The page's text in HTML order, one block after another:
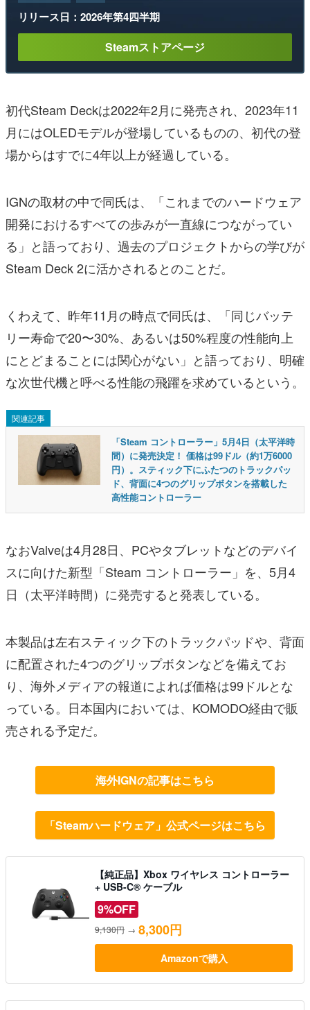
リリース日：2026年第4四半期
Steamストアページ
初代Steam Deckは2022年2月に発売され、2023年11
月にはOLEDモデルが登場しているものの、初代の登
場からはすでに4年以上が経過している。
IGNの取材の中で同氏は、「これまでのハードウェア
開発におけるすべての歩みが一直線につながってい
る」と語っており、過去のプロジェクトからの学びが
Steam Deck 2に活かされるとのことだ。
くわえて、昨年11月の時点で同氏は、「同じバッテ
リー寿命で20〜30%、あるいは50%程度の性能向上
にとどまることには関心がない」と語っており、明確
な次世代機と呼べる性能の飛躍を求めているという。
関連記事
「Steam コントローラー」5月4日（太平洋時
間）に発売決定！ 価格は99ドル（約1万6000
円）。スティック下にふたつのトラックパッ
ド、背面に4つのグリップボタンを搭載した
高性能コントローラー
なおValveは4月28日、PCやタブレットなどのデバイ
スに向けた新型「Steam コントローラー」を、5月4
日（太平洋時間）に発売すると発表している。
本製品は左右スティック下のトラックパッドや、背面
に配置された4つのグリップボタンなどを備えてお
り、海外メディアの報道によれば価格は99ドルとな
っている。日本国内においては、KOMODO経由で販
売される予定だ。
海外IGNの記事はこちら
「Steamハードウェア」公式ページはこちら
【純正品】Xbox ワイヤレス コントローラー
+ USB-C® ケーブル
9%OFF
9,130円 → 8,300円
Amazonで購入